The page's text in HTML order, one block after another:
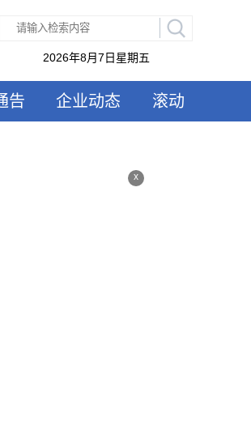
2026年8月7日星期五
告 企业动态 滚动
x